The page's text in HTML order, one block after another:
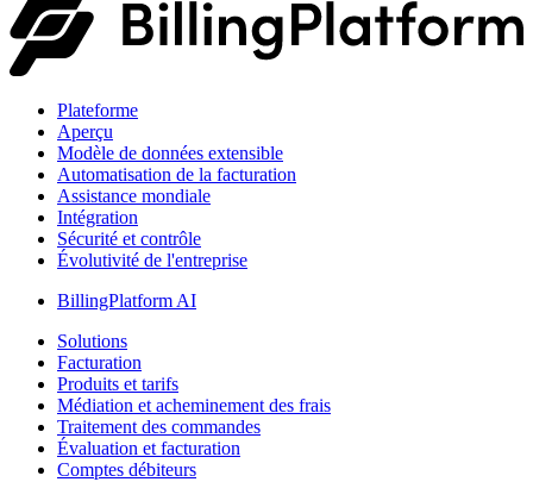
Plateforme
Aperçu
Modèle de données extensible
Automatisation de la facturation
Assistance mondiale
Intégration
Sécurité et contrôle
Évolutivité de l'entreprise
BillingPlatform AI
Solutions
Facturation
Produits et tarifs
Médiation et acheminement des frais
Traitement des commandes
Évaluation et facturation
Comptes débiteurs